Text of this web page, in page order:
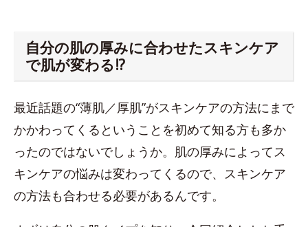
自分の肌の厚みに合わせたスキンケア
で肌が変わる!?
最近話題の“薄肌／厚肌”がスキンケアの方法にまで
かかわってくるということを初めて知る方も多か
ったのではないでしょうか。肌の厚みによってス
キンケアの悩みは変わってくるので、スキンケア
の方法も合わせる必要があるんです。